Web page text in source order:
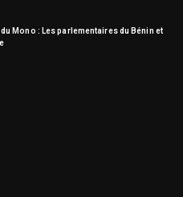
Mono : Les parlementaires du Bénin et